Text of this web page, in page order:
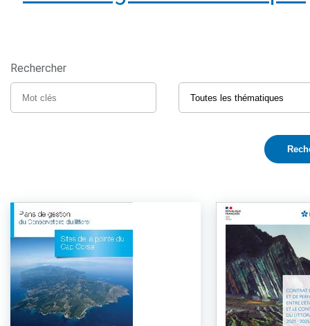
Rechercher